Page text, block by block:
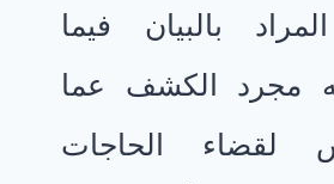
بالبيان فيما
مجرد الكشف عما
لقضاء الحاجات